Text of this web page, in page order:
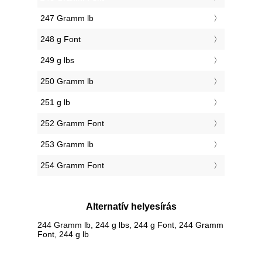
247 Gramm lb
248 g Font
249 g lbs
250 Gramm lb
251 g lb
252 Gramm Font
253 Gramm lb
254 Gramm Font
Alternatív helyesírás
244 Gramm lb, 244 g lbs, 244 g Font, 244 Gramm
Font, 244 g lb